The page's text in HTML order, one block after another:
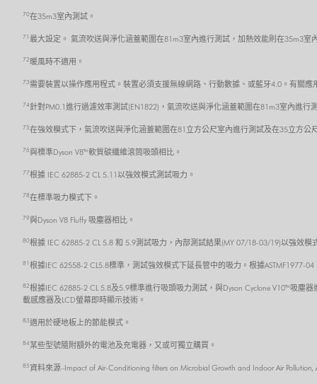
70在35m3室內測試。
71 最大設定。 氣流吹送與淨化涵蓋範圍在81m3室內進行測試，加熱效能則在35m3室
72 暖風時不適用。
73 需要裝置以操作應用程式。裝置必須支援無線網路、行動數據、或藍牙4.0。有關
74 針對PM0.1進行過濾效率測試(EN1822)，氣流吹送與淨化涵蓋範圍在81m3室內進行
75在強效模式下，氣流吹送與淨化涵蓋範圍在81立方公尺室內進行測試及在35立方公
76與標準Dyson V8™ 軟質碳纖維滾筒吸頭相比。
77根據 IEC 62885-2 CL 5.11以強效模式測試吸力。
78在標準吸力模式下。
79與Dyson V8 Fluffy 吸塵器相比。
80根據 IEC 62885-2 CL 5.8 和 5.9測試吸力，內部測試結果(MY 07/18-03/19)以強效模
81 根據IEC 62558-2 CL5.8標準，測試強效模式下延長管中的吸力。根據ASTMF1977-
82根據IEC 62885-2 CL 5.8及5.9標準進行吸頭吸力測試，與Dyson Cyclone V10™吸
載感應器及LCD螢幕即時顯示技術。
83適用於硬地板上的節能模式。
84某些型號隨附額外的電池及充電器，又或可獨立購買。
85資料來源–Impact of Air-Conditioning filters on Microbial Growth and Indoor Air